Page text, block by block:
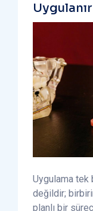
Uygulama tek
değildir;
planlı bir